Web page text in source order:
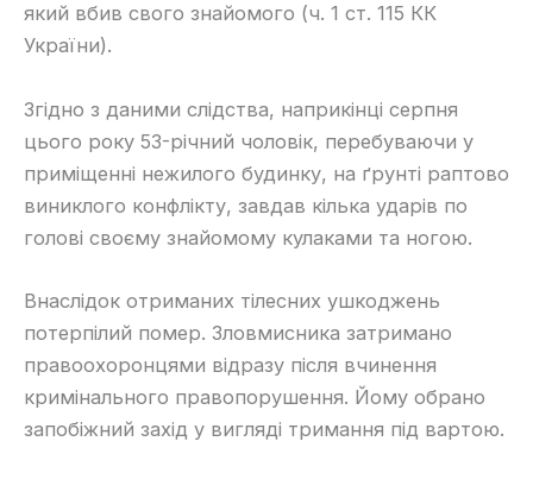
який вбив свого знайомого (ч. 1 ст. 115 КК
України).
Згідно з даними слідства, наприкінці серпня
цього року 53-річний чоловік, перебуваючи у
приміщенні нежилого будинку, на ґрунті раптово
виниклого конфлікту, завдав кілька ударів по
голові своєму знайомому кулаками та ногою.
Внаслідок отриманих тілесних ушкоджень
потерпілий помер. Зловмисника затримано
правоохоронцями відразу після вчинення
кримінального правопорушення. Йому обрано
запобіжний захід у вигляді тримання під вартою.